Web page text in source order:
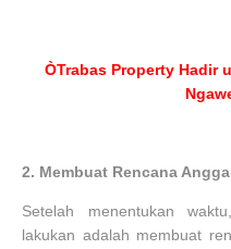
ÒTrabas Property Hadir
2. Membuat Rencana
Setelah menentukan
lakukan adalah membuat